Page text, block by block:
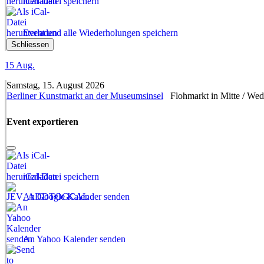
Event und alle Wiederholungen speichern
Schliessen
15 Aug.
Samstag, 15. August 2026
Berliner Kunstmarkt an der Museumsinsel Flohmarkt in Mitte /
Event exportieren
iCal-Datei speichern
An Google Kalender senden
An Yahoo Kalender senden